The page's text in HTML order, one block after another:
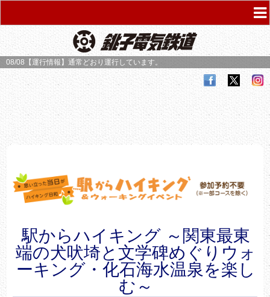
08/08【運行情報】 通常どおり運行しています。
駅からハイキング ～関東最東
端の犬吠埼と文学碑めぐりウォ
ーキング・化石海水温泉を楽し
む～